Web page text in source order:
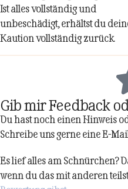
Ist alles vollständig und
unbeschädigt, erhältst du
Kaution vollständig zurück.
Gib mir Feedback
Du hast noch einen Hinweis
Schreibe uns gerne eine E-
Es lief alles am Schnürchen?
wenn du das mit anderen